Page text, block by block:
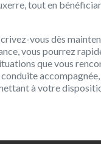
tout en
vous dès
vous pourrez
que vous
à votre